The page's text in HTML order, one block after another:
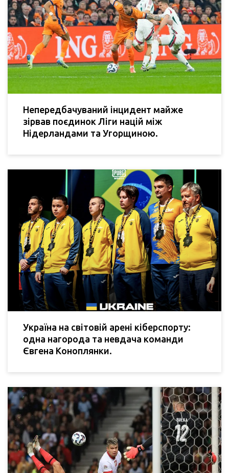
Непередбачуваний інцидент майже
зірвав поєдинок Ліги націй між
Нідерландами та Угорщиною.
Україна на світовій арені кіберспорту:
одна нагорода та невдача команди
Євгена Коноплянки.